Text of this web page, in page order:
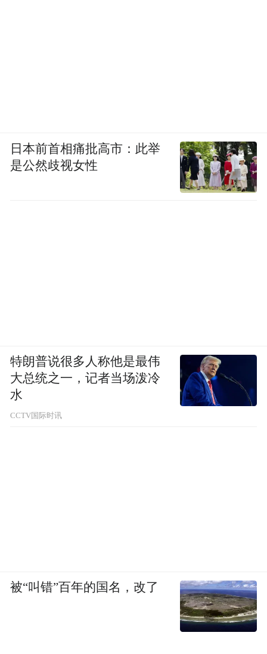
日本前首相痛批高市：此举
是公然歧视女性
特朗普说很多人称他是最伟
大总统之一，记者当场泼冷
水
CCTV国际时讯
被“叫错”百年的国名，改了